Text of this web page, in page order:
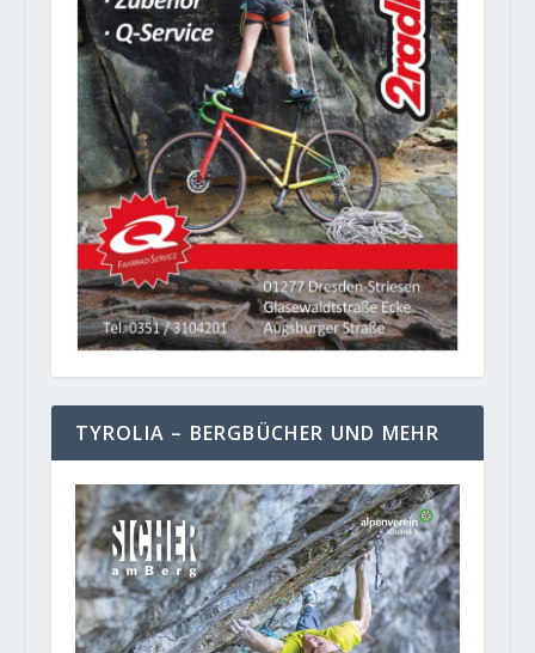
TYROLIA – BERGBÜCHER UND MEHR